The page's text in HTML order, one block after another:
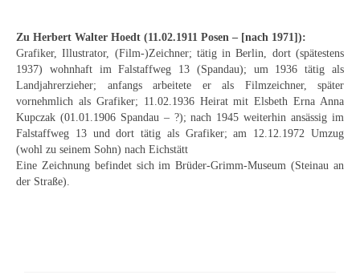
Themenflyer: Buch und Schrift in der Kunst
Themenflyer: Sehnsucht Süden
Themenflyer: Walter Becker
Themenflyer: Richild Holt
Zu Herbert Walter Hoedt (11.02.1911 Posen – [nach 1971]):
Grafiker, Illustrator, (Film-)Zeichner; tätig in Berlin, dort (spätestens
1937) wohnhaft im Falstaffweg 13 (Spandau); um 1936 tätig als
Landjahrerzieher; anfangs arbeitete er als Filmzeichner, später
vornehmlich als Grafiker; 11.02.1936 Heirat mit Elsbeth Erna Anna
Kupczak (01.01.1906 Spandau – ?); nach 1945 weiterhin ansässig im
Falstaffweg 13 und dort tätig als Grafiker; am 12.12.1972 Umzug
(wohl zu seinem Sohn) nach Eichstätt
Eine Zeichnung befindet sich im Brüder-Grimm-Museum (Steinau an
der Straße).